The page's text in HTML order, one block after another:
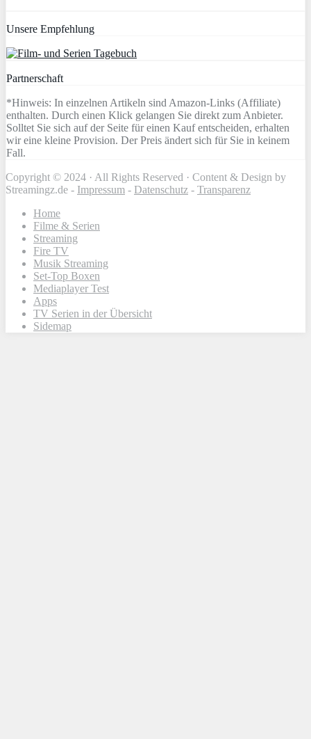
Unsere Empfehlung
Partnerschaft
*Hinweis: In einzelnen Artikeln sind Amazon-Links (Affiliate)
enthalten. Durch einen Klick gelangen Sie direkt zum Anbieter.
Solltet Sie sich auf der Seite für einen Kauf entscheiden, erhalten
wir eine kleine Provision. Der Preis ändert sich für Sie in keinem
Fall.
Copyright © 2024 · All Rights Reserved · Content & Design by
Streamingz.de - Impressum - Datenschutz - Transparenz
Home
Filme & Serien
Streaming
Fire TV
Musik Streaming
Set-Top Boxen
Mediaplayer Test
Apps
TV Serien in der Übersicht
Sidemap